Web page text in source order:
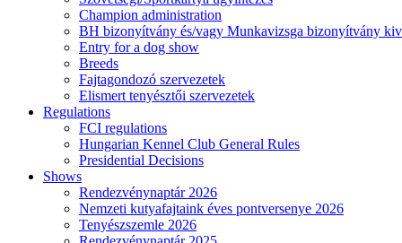
Champion administration
BH bizonyítvány és/vagy Munkavizsga bizonyítvány
Entry for a dog show
Breeds
Fajtagondozó szervezetek
Elismert tenyésztői szervezetek
Regulations
FCI regulations
Hungarian Kennel Club General Rules
Presidential Decisions
Shows
Rendezvénynaptár 2026
Nemzeti kutyafajtaink éves pontversenye 2026
Tenyészszemle 2026